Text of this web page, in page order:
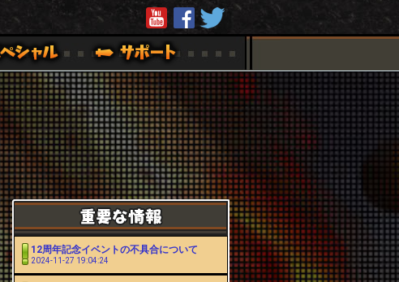
12周年記念イベントの不具合について
2024-11-27 19:04:24